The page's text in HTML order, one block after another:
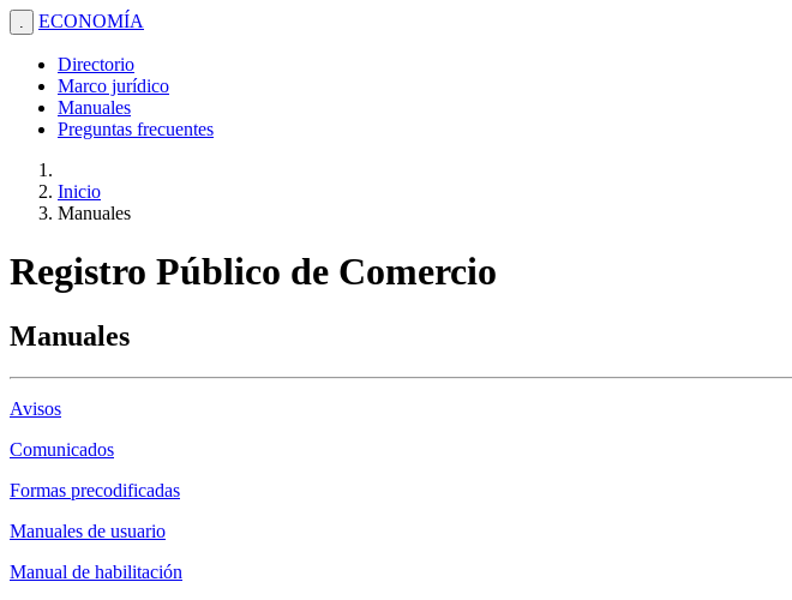
. ECONOMÍA
Directorio
Marco jurídico
Manuales
Preguntas frecuentes
Inicio
Manuales
Registro Público de Comercio
Manuales
Avisos
Comunicados
Formas precodificadas
Manuales de usuario
Manual de habilitación